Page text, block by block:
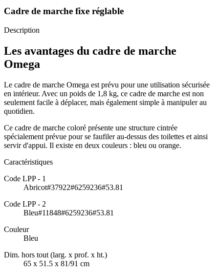
Cadre de marche fixe réglable
Description
Les avantages du cadre de marche
Omega
Le cadre de marche Omega est prévu pour une utilisation sécurisée
en intérieur. Avec un poids de 1,8 kg, ce cadre de marche est non
seulement facile à déplacer, mais également simple à manipuler au
quotidien.
Ce cadre de marche coloré présente une structure cintrée
spécialement prévue pour se faufiler au-dessus des toilettes et ainsi
servir d'appui. Il existe en deux couleurs : bleu ou orange.
Caractéristiques
Code LPP - 1
Abricot#37922#6259236#53.81
Code LPP - 2
Bleu#11848#6259236#53.81
Couleur
Bleu
Dim. hors tout (larg. x prof. x ht.)
65 x 51.5 x 81/91 cm